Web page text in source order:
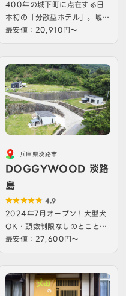
400年の城下町に点在する日
本初の「分散型ホテル」。城下
町の風情と篠山の美食を愉し…
最安値：20,910円〜
兵庫県淡路市
DOGGYWOOD 淡路
島
4.9
2024年7月オープン！大型犬
OK・頭数制限なしのとことん
愛犬ファーストな宿。
最安値：27,600円〜